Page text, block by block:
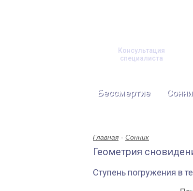
Консультация
специалиста
Бессмертие
Главная Сонник
Геометрия
Ступень погружения в